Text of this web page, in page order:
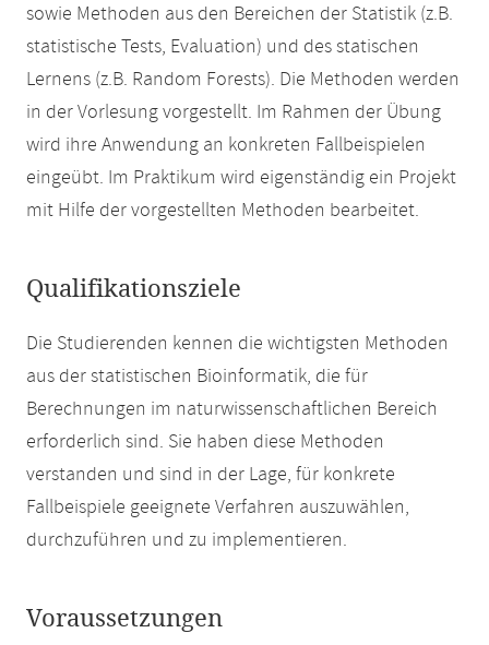
sowie Methoden aus den Bereichen der Statistik (z.B.
statistische Tests, Evaluation) und des statischen
Lernens (z.B. Random Forests). Die Methoden werden
in der Vorlesung vorgestellt. Im Rahmen der Übung
wird ihre Anwendung an konkreten Fallbeispielen
eingeübt. Im Praktikum wird eigenständig ein Projekt
mit Hilfe der vorgestellten Methoden bearbeitet.
Qualifikationsziele
Die Studierenden kennen die wichtigsten Methoden
aus der statistischen Bioinformatik, die für
Berechnungen im naturwissenschaftlichen Bereich
erforderlich sind. Sie haben diese Methoden
verstanden und sind in der Lage, für konkrete
Fallbeispiele geeignete Verfahren auszuwählen,
durchzuführen und zu implementieren.
Voraussetzungen